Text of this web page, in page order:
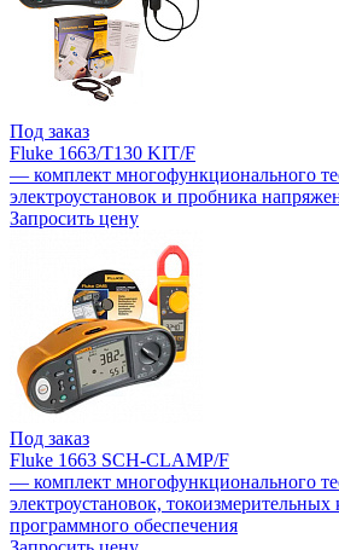
Под заказ
Fluke 1663/T130 KIT/F
— комплект многофункционального
электроустановок и пробника
Запросить цену
Под заказ
Fluke 1663 SCH-CLAMP/F
— комплект многофункционального
электроустановок,
программного обеспечения